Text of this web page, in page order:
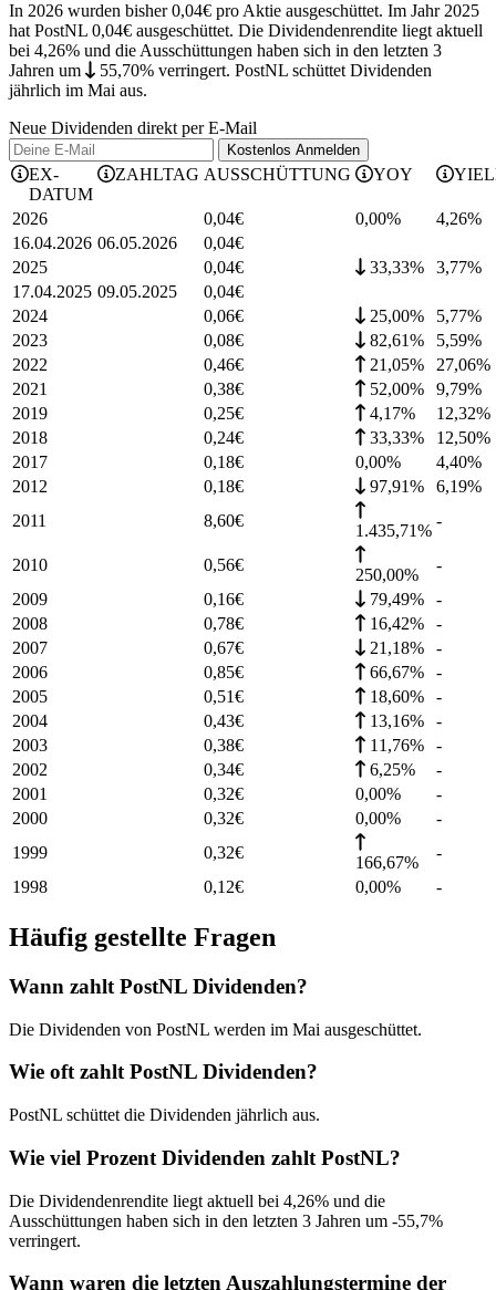
In 2026 wurden bisher 0,04€ pro Aktie ausgeschüttet. Im Jahr 2025
hat PostNL 0,04€ ausgeschüttet. Die Dividendenrendite liegt aktuell
bei 4,26% und die Ausschüttungen haben sich in den letzten 3
Jahren um 55,70% verringert. PostNL schüttet Dividenden
jährlich im Mai aus.
Neue Dividenden direkt per E-Mail
Kostenlos Anmelden
EX-
DATUM
ZAHLTAG AUSSCHÜTTUNG YOY
2026 0,04€ 0,00% 4,26%
16.04.2026 06.05.2026 0,04€
2025
0,04€ 33,33% 3,77%
17.04.2025 09.05.2025 0,04€
2024
0,06€ 25,00% 5,77%
2023
0,08€ 82,61% 5,59%
2022
0,46€ 21,05% 27,06%
2021
0,38€ 52,00% 9,79%
2019
0,25€ 4,17% 12,32%
2018
0,24€ 33,33% 12,50%
2017
0,18€ 0,00% 4,40%
2012
0,18€ 97,91% 6,19%
2011
8,60€
1.435,71%
-
2010 0,56€
250,00%
-
2009
0,16€ 79,49%
-
2008
0,78€ 16,42%
-
2007
0,67€ 21,18%
-
2006
0,85€ 66,67%
-
2005
0,51€ 18,60%
-
2004
0,43€ 13,16%
-
2003
0,38€ 11,76%
-
2002
0,34€ 6,25%
-
2001
0,32€ 0,00%
-
2000
0,32€ 0,00%
-
1999
0,32€
166,67%
-
1998
0,12€ 0,00% -
Häufig gestellte Fragen
Wann zahlt PostNL Dividenden?
Die Dividenden von PostNL werden im Mai ausgeschüttet.
Wie oft zahlt PostNL Dividenden?
PostNL schüttet die Dividenden jährlich aus.
Wie viel Prozent Dividenden zahlt PostNL?
Die Dividendenrendite liegt aktuell bei 4,26% und die
Ausschüttungen haben sich in den letzten 3 Jahren um -55,7%
verringert.
Wann waren die letzten Auszahlungstermine der